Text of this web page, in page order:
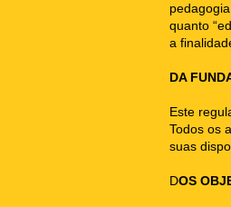
quanto
a
DA
Este
Todos os
suas
DOS